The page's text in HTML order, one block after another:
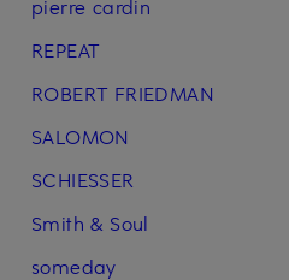
pierre cardin
REPEAT
ROBERT FRIEDMAN
SALOMON
SCHIESSER
Smith & Soul
someday